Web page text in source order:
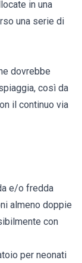
in una
una serie di
dovrebbe
così da
il continuo via
e/o fredda
almeno doppie
con
per neonati